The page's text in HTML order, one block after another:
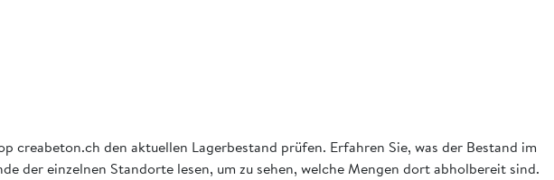
den aktuellen Lagerbestand prüfen. Erfahren Sie, was der Bestand im
der einzelnen Standorte lesen, um zu sehen, welche Mengen dort abholbereit sind.